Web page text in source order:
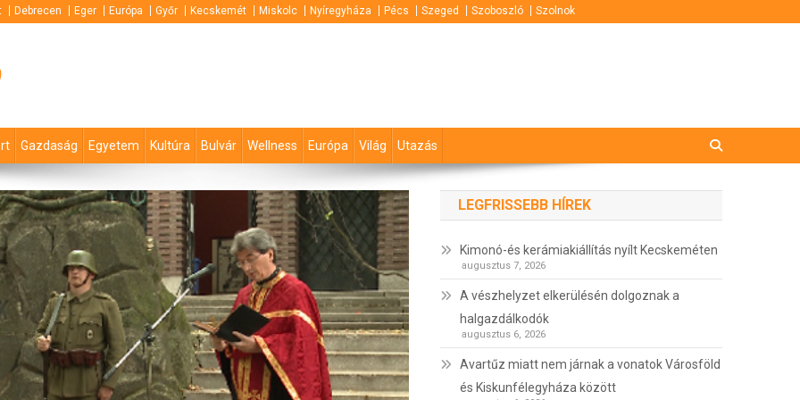
Debrecen Eger Európa Győr Kecskemét Miskolc Nyíregyháza Pécs Szeged Szoboszló Szolnok
Gazdaság Egyetem Kultúra Bulvár Wellness Európa Világ Utazás
LEGFRISSEBB HÍREK
Kimonó-és kerámiakiállítás nyílt Kecskeméten
augusztus 7, 2026
A vészhelyzet elkerülésén dolgoznak a
halgazdálkodók
augusztus 6, 2026
Avartűz miatt nem járnak a vonatok Városföld
és Kiskunfélegyháza között